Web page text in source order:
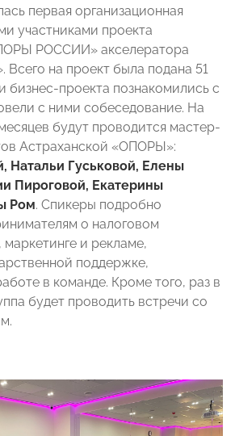
первая организационная
участниками проекта
РОССИИ» акселератора
Всего на проект была подана 51
бизнес-проекта познакомились с
с ними собеседование. На
будут проводится мастер-
Астраханской «ОПОРЫ»:
Натальи Гуськовой, Елены
Пироговой, Екатерины
Ром. Спикеры подробно
о налоговом
маркетинге и рекламе,
поддержке,
в команде. Кроме того, раз в
будет проводить встречи со